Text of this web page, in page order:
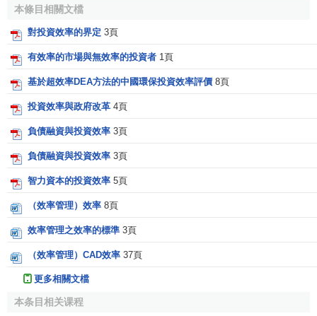
剩餘索取權時，管理者增加付出的努力需要自己承擔其全部
的成本而不能獲取其產生的全部
消費或偷懶時，則可獲得其全部收益，卻只承擔其
本，因此，管理者有牟取私人收益的
問題。由於人都是理性的，在契約中，委托人
始終存在白身利益衝突。當企業出現
能增加股東財富，反而可能損害
便構建自己所控制的“帝國”，從而導致了過度投資。
提出之後，許多學者研究了代理
響。
的經濟關係是交易關係，合同是交易關係不可或缺的一個組
成部眾由於合同是對未來交易的一種約定，而未來交易雙方
責任、義務的不完全性或不明確性，不能通過合同充分締
結果不可驗證性，導致合同的不完全性。合同的不完全性結
本條目相關文檔
對投資效率的界定 3頁
有效率的市場與無效率的投資者 1頁
基於超效率DEA方法的中國環保投資效率評價 8頁
投資效率與政府改革 4頁
負債融資與投資效率 3頁
負債融資與投資效率 3頁
智力資本的投資效率 5頁
（效率管理）效率 8頁
效率管理之效率的標準 3頁
（效率管理）CAD效率 37頁
更多相關文檔
本条目相关课程